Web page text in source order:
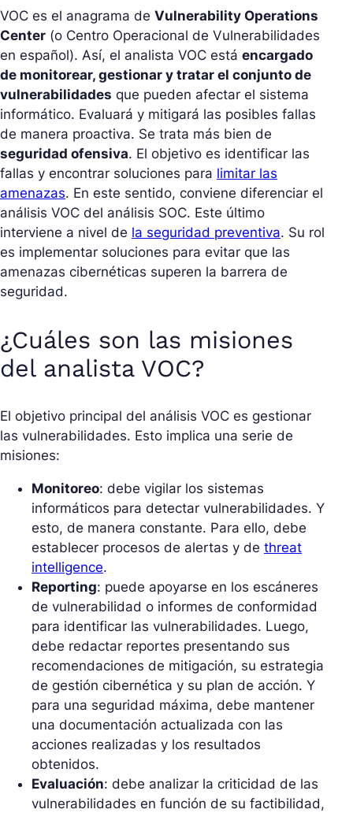
VOC es el anagrama de Vulnerability Operations
Center (o Centro Operacional de Vulnerabilidades
en español). Así, el analista VOC está encargado
de monitorear, gestionar y tratar el conjunto de
vulnerabilidades que pueden afectar el sistema
informático. Evaluará y mitigará las posibles fallas
de manera proactiva. Se trata más bien de
seguridad ofensiva. El objetivo es identificar las
fallas y encontrar soluciones para limitar las
amenazas. En este sentido, conviene diferenciar el
análisis VOC del análisis SOC. Este último
interviene a nivel de la seguridad preventiva. Su rol
es implementar soluciones para evitar que las
amenazas cibernéticas superen la barrera de
seguridad.
¿Cuáles son las misiones
del analista VOC?
El objetivo principal del análisis VOC es gestionar
las vulnerabilidades. Esto implica una serie de
misiones:
Monitoreo: debe vigilar los sistemas
informáticos para detectar vulnerabilidades. Y
esto, de manera constante. Para ello, debe
establecer procesos de alertas y de threat
intelligence.
Reporting: puede apoyarse en los escáneres
de vulnerabilidad o informes de conformidad
para identificar las vulnerabilidades. Luego,
debe redactar reportes presentando sus
recomendaciones de mitigación, su estrategia
de gestión cibernética y su plan de acción. Y
para una seguridad máxima, debe mantener
una documentación actualizada con las
acciones realizadas y los resultados
obtenidos.
Evaluación: debe analizar la criticidad de las
vulnerabilidades en función de su factibilidad,